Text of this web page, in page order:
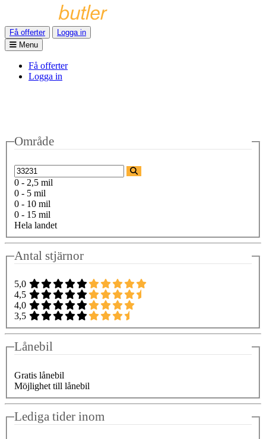
Få offerter
Logga in
Menu
Få offerter
Logga in
Område
0 - 2,5 mil
0 - 5 mil
0 - 10 mil
0 - 15 mil
Hela landet
Antal stjärnor
5,0
4,5
4,0
3,5
Lånebil
Gratis lånebil
Möjlighet till lånebil
Lediga tider inom